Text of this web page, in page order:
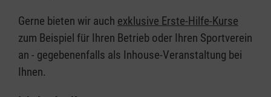
Gerne bieten wir auch exklusive Erste-Hilfe-Kurse
zum Beispiel für Ihren Betrieb oder Ihren Sportverein
an - gegebenenfalls als Inhouse-Veranstaltung bei
Ihnen.